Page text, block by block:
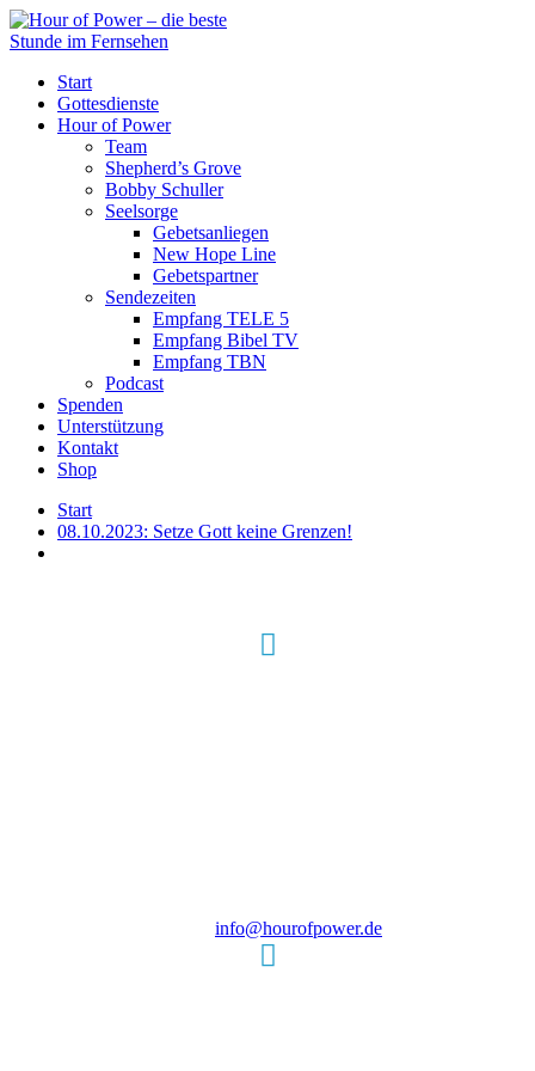
Start
Gottesdienste
Hour of Power
Team
Shepherd’s Grove
Bobby Schuller
Seelsorge
Gebetsanliegen
New Hope Line
Gebetspartner
Sendezeiten
Empfang TELE 5
Empfang Bibel TV
Empfang TBN
Podcast
Spenden
Unterstützung
Kontakt
Shop
Start
08.10.2023: Setze Gott keine Grenzen!
info@hourofpower.de